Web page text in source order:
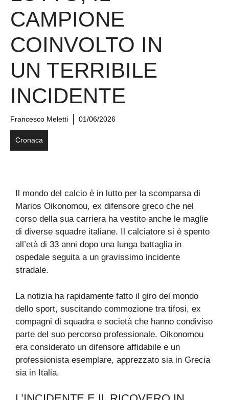
CAMPIONE
COINVOLTO IN
UN TERRIBILE
INCIDENTE
Francesco Meletti 01/06/2026
Cronaca
Il mondo del calcio è in lutto per la scomparsa di
Marios Oikonomou, ex difensore greco che nel
corso della sua carriera ha vestito anche le maglie
di diverse squadre italiane. Il calciatore si è spento
all’età di 33 anni dopo una lunga battaglia in
ospedale seguita a un gravissimo incidente
stradale.
La notizia ha rapidamente fatto il giro del mondo
dello sport, suscitando commozione tra tifosi, ex
compagni di squadra e società che hanno condiviso
parte del suo percorso professionale. Oikonomou
era considerato un difensore affidabile e un
professionista esemplare, apprezzato sia in Grecia
sia in Italia.